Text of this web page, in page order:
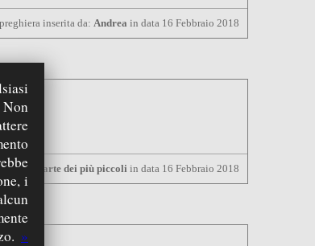
preghiera inserita da: Andrea in data 16 Febbraio 2018
dalla parte dei più piccoli in data 16 Febbraio 2018
i
»